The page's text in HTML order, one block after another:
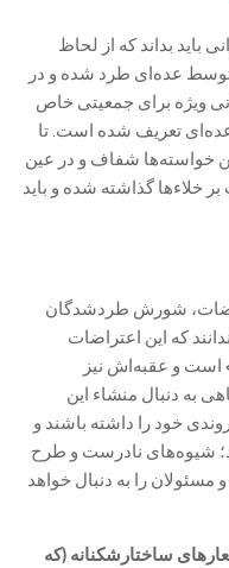
باید بداند که از لحاظ
عده‌ای طرد شده و در
ویژه برای جمعیتی خاص
عده‌ای تعریف شده است. تا
خواسته‌ها شفاف و در عین
خلاءها گذاشته شده و باید
شورش طردشدگان
که این اعتراضات
است و عقبه‌اش نیز
به دنبال منشاء این
خود را داشته باشند و
شیوه‌های نادرست و طرح
را به دنبال خواهد
ساختارشکنانه (که